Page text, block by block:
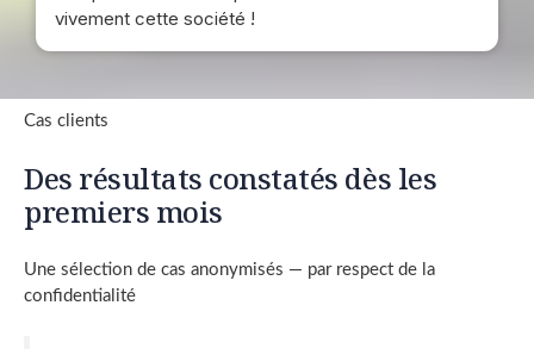
vivement cette société !
Cas clients
Des résultats constatés dès les
premiers mois
Une sélection de cas anonymisés — par respect de la
confidentialité